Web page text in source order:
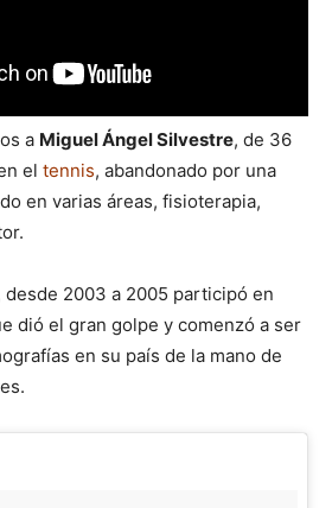
a Miguel Ángel Silvestre, de 36
el tennis, abandonado por una
en varias áreas, fisioterapia,
desde 2003 a 2005 participó en
dió el gran golpe y comenzó a ser
en su país de la mano de